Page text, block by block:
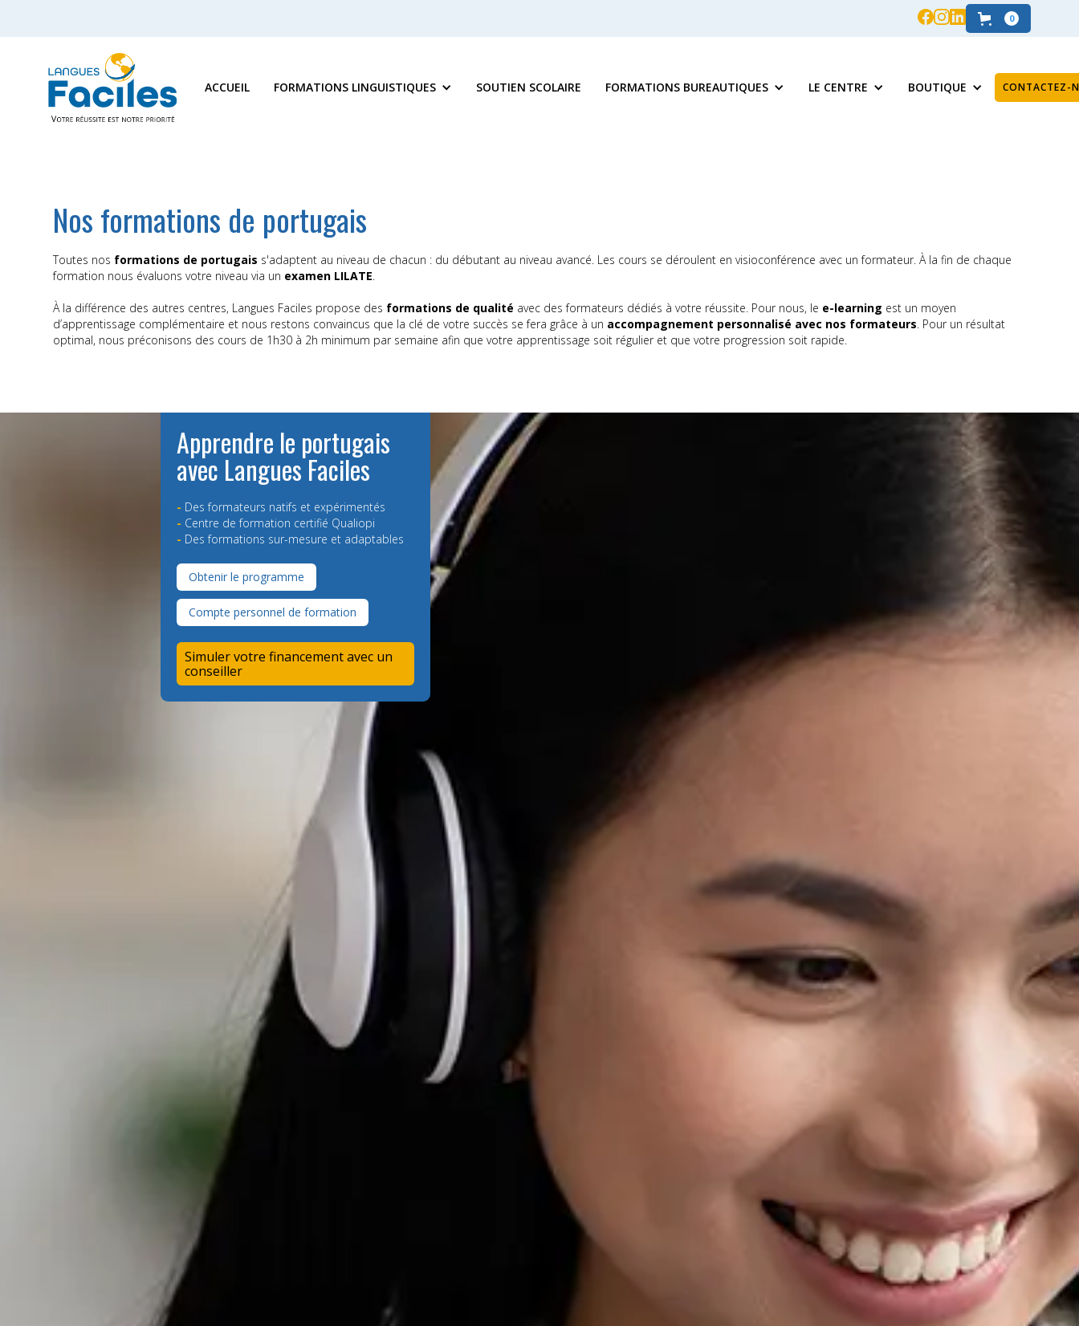
0
ACCUEIL FORMATIONS LINGUISTIQUES SOUTIEN SCOLAIRE FORMATIONS BUREAUTIQUES LE CENTRE BOUTIQUE CONTACTEZ-
Nos formations de portugais
Toutes nos formations de portugais s'adaptent au niveau de chacun : du débutant au niveau avancé. Les cours se déroulent en visioconférence avec un formateur. À la fin de chaque
formation nous évaluons votre niveau via un examen LILATE.
À la différence des autres centres, Langues Faciles propose des formations de qualité avec des formateurs dédiés à votre réussite. Pour nous, le e-learning est un moyen
d’apprentissage complémentaire et nous restons convaincus que la clé de votre succès se fera grâce à un accompagnement personnalisé avec nos formateurs. Pour un résultat
optimal, nous préconisons des cours de 1h30 à 2h minimum par semaine afin que votre apprentissage soit régulier et que votre progression soit rapide.
Apprendre le portugais
avec Langues Faciles
- Des formateurs natifs et expérimentés
- Centre de formation certifié Qualiopi
- Des formations sur-mesure et adaptables
Obtenir le programme
Compte personnel de formation
Simuler votre financement avec un
conseiller